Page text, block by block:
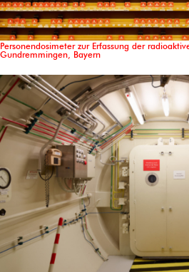
Personendosimeter zur Erfassung der
Gundremmingen, Bayern